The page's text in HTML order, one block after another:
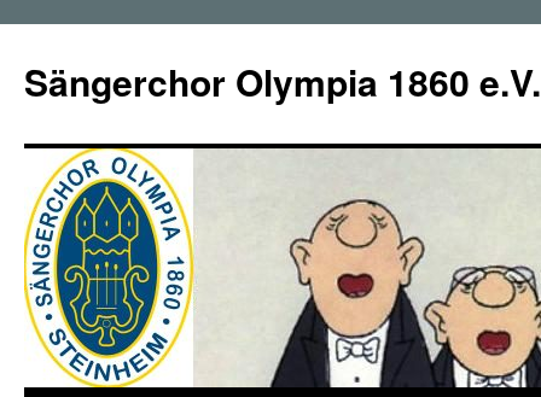
springen
Sängerchor Olympia 1860